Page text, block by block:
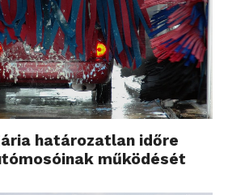
határozatlan időre
működését